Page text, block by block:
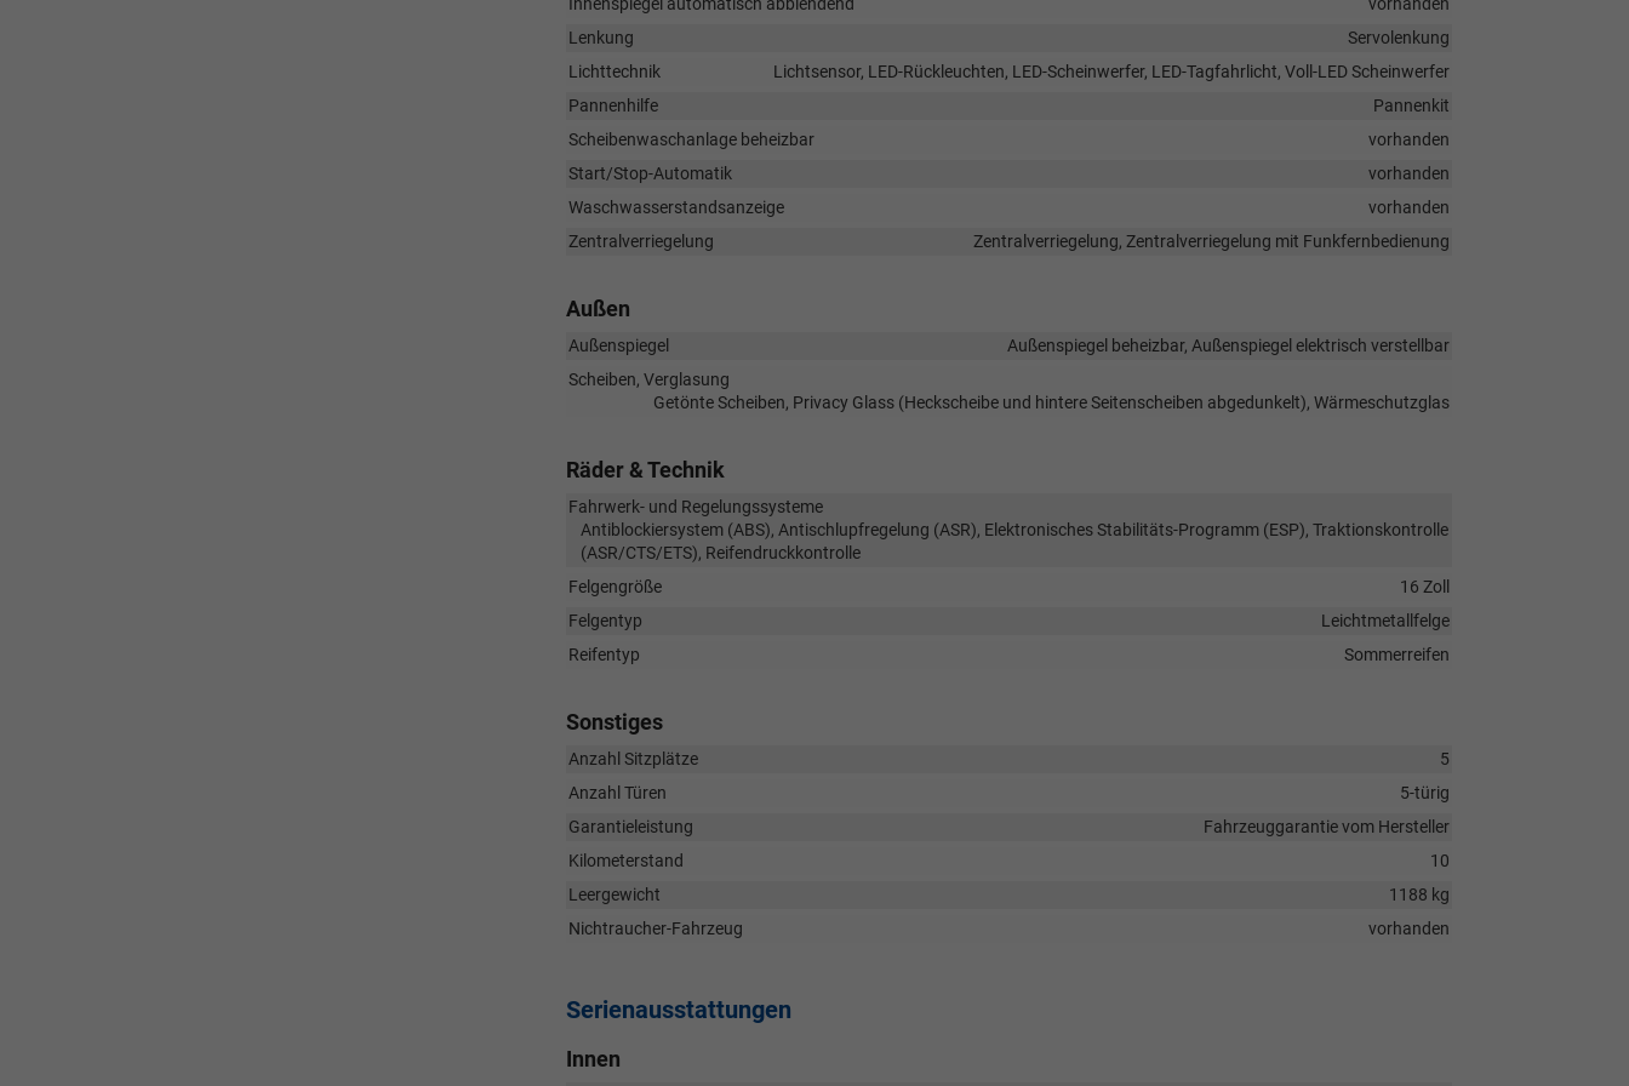
Lenkung
Servolenkung
Lichttechnik
Lichtsensor, LED-Rückleuchten, LED-Scheinwerfer, LED-Tagfahrlicht, Voll-LED Scheinwerfer
Pannenhilfe
Pannenkit
Scheibenwaschanlage beheizbar
vorhanden
Start/Stop-Automatik
vorhanden
Waschwasserstandsanzeige
vorhanden
Zentralverriegelung
Zentralverriegelung, Zentralverriegelung mit Funkfernbedienung
Außen
Außenspiegel
Außenspiegel beheizbar, Außenspiegel elektrisch verstellbar
Scheiben, Verglasung
Getönte Scheiben, Privacy Glass (Heckscheibe und hintere Seitenscheiben abgedunkelt), Wärmeschutzglas
Räder & Technik
Fahrwerk- und Regelungssysteme
Antiblockiersystem (ABS), Antischlupfregelung (ASR), Elektronisches Stabilitäts-Programm (ESP), Traktionskontrolle
(ASR/CTS/ETS), Reifendruckkontrolle
Felgengröße
16 Zoll
Felgentyp
Leichtmetallfelge
Reifentyp
Sommerreifen
Sonstiges
Anzahl Sitzplätze
5
Anzahl Türen
5-türig
Garantieleistung
Fahrzeuggarantie vom Hersteller
Kilometerstand
10
Leergewicht
1188 kg
Nichtraucher-Fahrzeug
vorhanden
Serienausstattungen
Innen